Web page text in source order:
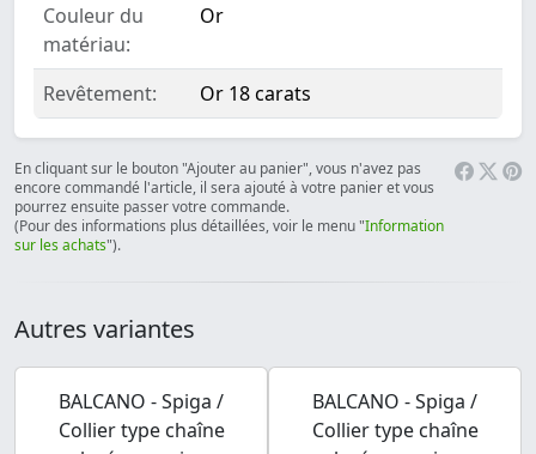
Couleur du
matériau:
Or
Revêtement: Or 18 carats
En cliquant sur le bouton "Ajouter au panier", vous n'avez pas
encore commandé l'article, il sera ajouté à votre panier et vous
pourrez ensuite passer votre commande.
(Pour des informations plus détaillées, voir le menu "Information
sur les achats").
Autres variantes
BALCANO - Spiga /
Collier type chaîne
BALCANO - Spiga /
Collier type chaîne